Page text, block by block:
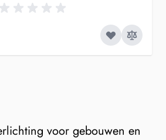
voor gebouwen en